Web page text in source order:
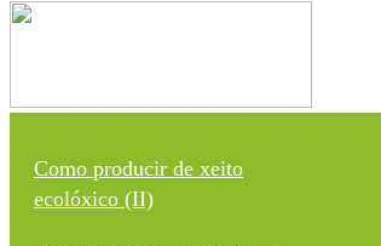
Como producir de xeito
ecolóxico (II)